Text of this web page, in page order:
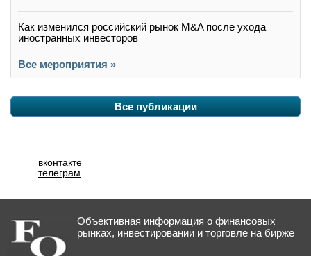
Как изменился российский рынок M&A после ухода
иностранных инвесторов
Все мероприятия »
Все публикации
вконтакте
телеграм
Объективная информация о финансовых
рынках, инвестировании и торговле на бирже